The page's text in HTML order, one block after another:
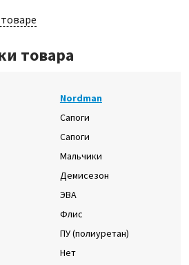
товара
Nordman
Сапоги
Сапоги
Мальчики
Демисезон
ЭВА
Флис
ПУ (полиуретан)
Нет